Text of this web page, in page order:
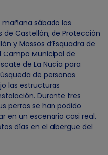
sábado las
de Castellón, de Protección
y Mossos d’Esquadra de
Municipal de
de La Nucía para
de personas
las estructuras
Durante tres
perros se han podido
en un escenario casi real.
días en el albergue del